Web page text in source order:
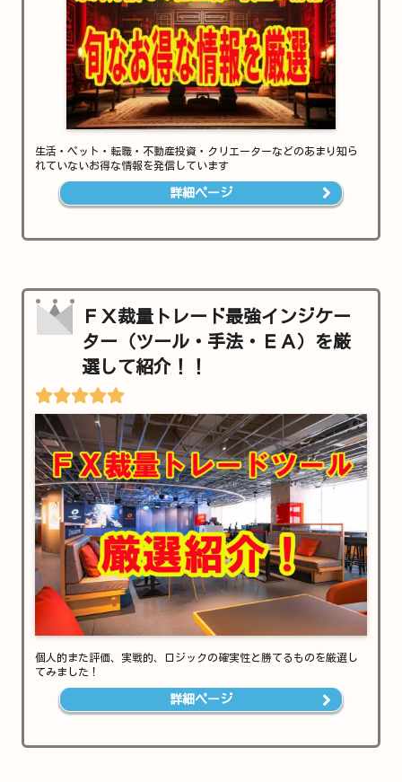
生活・ペット・転職・不動産投資・クリエーターなどのあまり知ら
れていないお得な情報を発信しています
詳細ページ
ＦＸ裁量トレード最強インジケー
ター（ツール・手法・ＥＡ）を厳
選して紹介！！
個人的また評価、実戦的、ロジックの確実性と勝てるものを厳選し
てみました！
詳細ページ